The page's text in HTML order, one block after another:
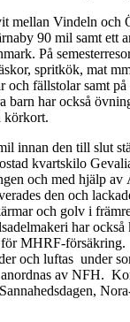
mellan Vindeln och
90 mil samt ett
På
spritkök, mat
och fällstolar samt
barn har också
körkort.
innan den till slut
kvartskilo
och med hjälp av
den och
och golv i
har också
MHRF-försäkring.
och luftas under
av NFH.